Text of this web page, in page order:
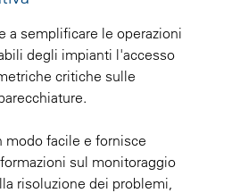
a semplificare le operazioni
degli impianti l'accesso
critiche sulle
modo facile e fornisce
sul monitoraggio
risoluzione dei problemi,